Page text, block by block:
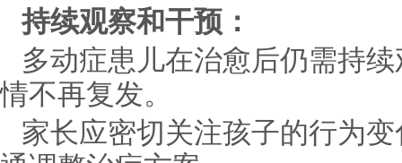
持续观察和干预：
多动症患儿在治愈后仍需持
情不再复发。
家长应密切关注孩子的行为